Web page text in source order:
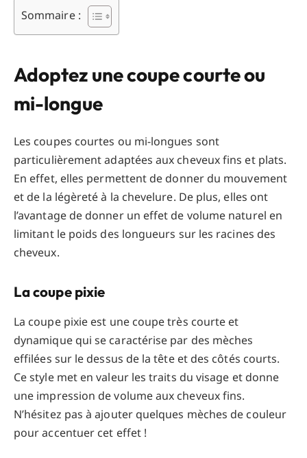
Sommaire :
Adoptez une coupe courte ou
mi-longue
Les coupes courtes ou mi-longues sont
particulièrement adaptées aux cheveux fins et plats.
En effet, elles permettent de donner du mouvement
et de la légèreté à la chevelure. De plus, elles ont
l’avantage de donner un effet de volume naturel en
limitant le poids des longueurs sur les racines des
cheveux.
La coupe pixie
La coupe pixie est une coupe très courte et
dynamique qui se caractérise par des mèches
effilées sur le dessus de la tête et des côtés courts.
Ce style met en valeur les traits du visage et donne
une impression de volume aux cheveux fins.
N’hésitez pas à ajouter quelques mèches de couleur
pour accentuer cet effet !